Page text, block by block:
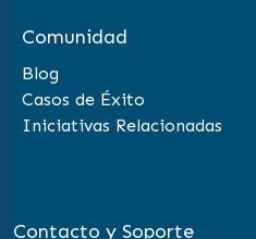
Comunidad
Blog
Casos de Éxito
Iniciativas Relacionadas
Contacto y Soporte